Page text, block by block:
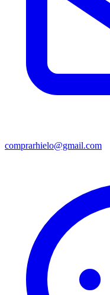
comprarhielo@gmail.com